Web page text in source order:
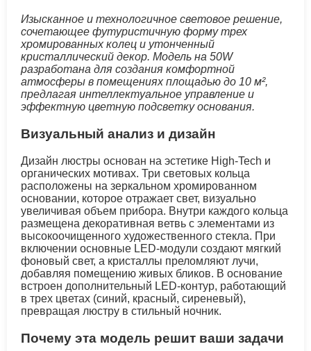
Изысканное и технологичное световое решение,
сочетающее футуристичную форму трех
хромированных колец и утонченный
кристаллический декор. Модель на 50W
разработана для создания комфортной
атмосферы в помещениях площадью до 10 м²,
предлагая интеллектуальное управление и
эффектную цветную подсветку основания.
Визуальный анализ и дизайн
Дизайн люстры основан на эстетике High-Tech и
органических мотивах. Три световых кольца
расположены на зеркальном хромированном
основании, которое отражает свет, визуально
увеличивая объем прибора. Внутри каждого кольца
размещена декоративная ветвь с элементами из
высокоочищенного художественного стекла. При
включении основные LED-модули создают мягкий
фоновый свет, а кристаллы преломляют лучи,
добавляя помещению живых бликов. В основание
встроен дополнительный LED-контур, работающий
в трех цветах (синий, красный, сиреневый),
превращая люстру в стильный ночник.
Почему эта модель решит ваши задачи